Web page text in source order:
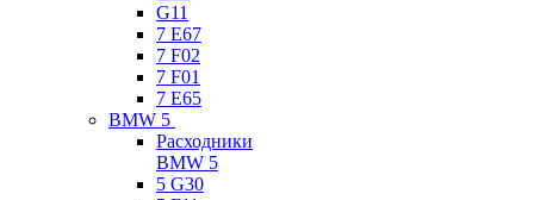
G11
7 Е67
7 F02
7 F01
7 E65
BMW 5
Расходники
BMW 5
5 G30